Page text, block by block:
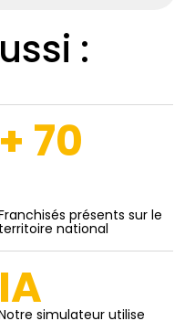
:
+ 70
présents sur le
territoire national
IAsimulateur utilise